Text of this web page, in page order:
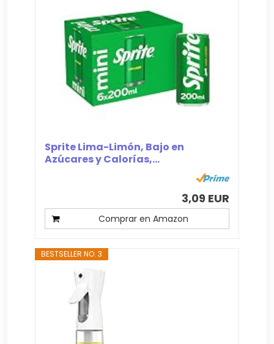
Sprite Lima-Limón, Bajo en
Azúcares y Calorías,...
3,09 EUR
Comprar en Amazon
BESTSELLER NO. 3